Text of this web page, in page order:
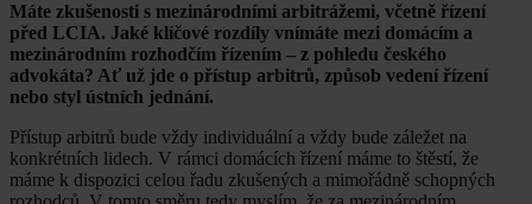
Máte zkušenosti s mezinárodními arbitrážemi, včetně řízení
před LCIA. Jaké klíčové rozdíly vnímáte mezi domácím a
mezinárodním rozhodčím řízením – z pohledu českého
advokáta? Ať už jde o přístup arbitrů, způsob vedení řízení
nebo styl ústních jednání.
Přístup arbitrů bude vždy individuální a vždy bude záležet na
konkrétních lidech. V rámci domácích řízení máme to štěstí, že
máme k dispozici celou řadu zkušených a mimořádně schopných